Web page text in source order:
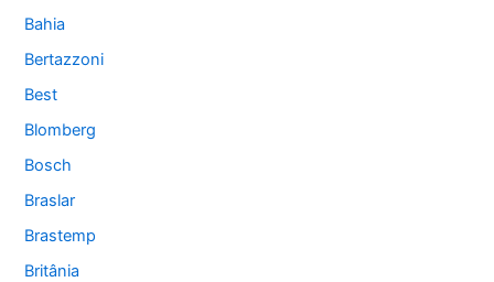
Bahia
Bertazzoni
Best
Blomberg
Bosch
Braslar
Brastemp
Britânia